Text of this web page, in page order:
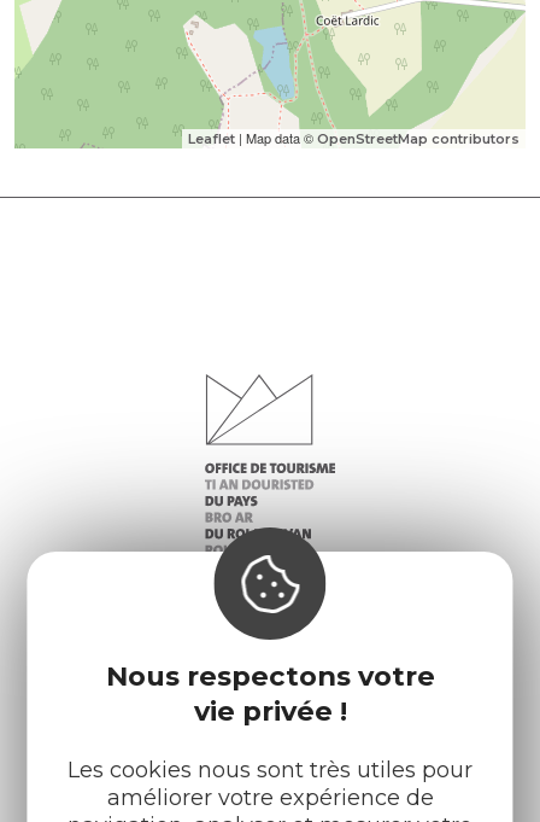
Nous respectons votre
vie privée !
Les cookies nous sont très utiles pour
améliorer votre expérience de
Leaflet | Map data © OpenStreetMap contributors
Infos pratiques
Nos accueils
Nos brochures
Retrouvez-nous sur :